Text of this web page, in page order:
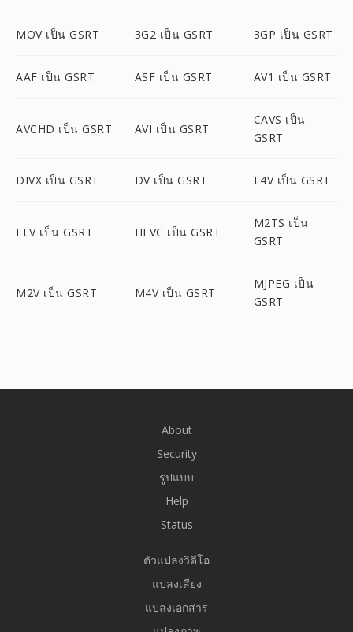
MOV เป็น GSRT 3G2 เป็น GSRT 3GP เป็น GSRT
AAF เป็น GSRT ASF เป็น GSRT AV1 เป็น GSRT
AVCHD เป็น GSRT AVI เป็น GSRT
CAVS เป็น
GSRT
DIVX เป็น GSRT DV เป็น GSRT F4V เป็น GSRT
FLV เป็น GSRT HEVC เป็น GSRT
M2TS เป็น
GSRT
M2V เป็น GSRT M4V เป็น GSRT
MJPEG เป็น
GSRT
About
Security
รูปแบบ
Help
Status
ตัวแปลงวิดีโอ
แปลงเสียง
แปลงเอกสาร